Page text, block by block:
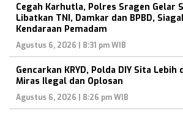
Cegah Karhutla, Polres Sragen Gelar
Libatkan TNI, Damkar dan BPBD,
Kendaraan Pemadam
Agustus 6, 2026 | 8:31 pm WIB
Gencarkan KRYD, Polda DIY Sita
Miras Ilegal dan Oplosan
Agustus 6, 2026 | 8:26 pm WIB